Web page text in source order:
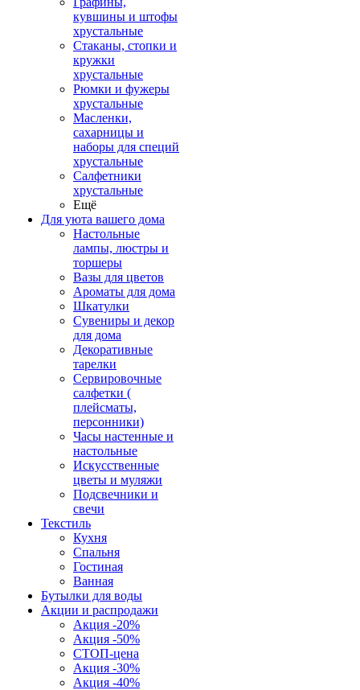
кувшины и штофы
хрустальные
Стаканы, стопки и
кружки
хрустальные
Рюмки и фужеры
хрустальные
Масленки,
сахарницы и
наборы для специй
хрустальные
Салфетники
хрустальные
Ещё
Для уюта вашего дома
Настольные
лампы, люстры и
торшеры
Вазы для цветов
Ароматы для дома
Шкатулки
Сувениры и декор
для дома
Декоративные
тарелки
Сервировочные
салфетки (
плейсматы,
персонники)
Часы настенные и
настольные
Искусственные
цветы и муляжи
Подсвечники и
свечи
Текстиль
Кухня
Спальня
Гостиная
Ванная
Бутылки для воды
Акции и распродажи
Акция -20%
Акция -50%
СТОП-цена
Акция -30%
Акция -40%